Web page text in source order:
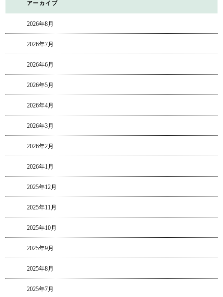
アーカイブ
2026年8月
2026年7月
2026年6月
2026年5月
2026年4月
2026年3月
2026年2月
2026年1月
2025年12月
2025年11月
2025年10月
2025年9月
2025年8月
2025年7月